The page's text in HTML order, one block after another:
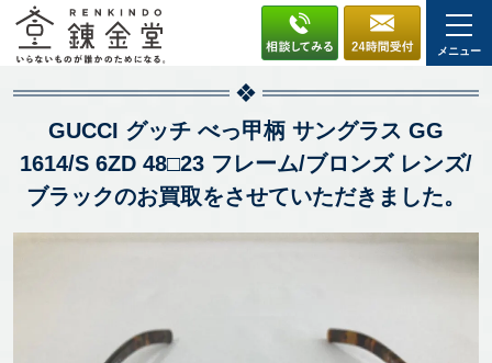
メニュー
GUCCI グッチ べっ甲柄 サングラス GG
1614/S 6ZD 48□23 フレーム/ブロンズ レンズ/
ブラックのお買取をさせていただきました。